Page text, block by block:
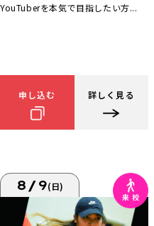
YouTuberを本気で目指したい方...
申し込む 詳しく見る
8/9(日)